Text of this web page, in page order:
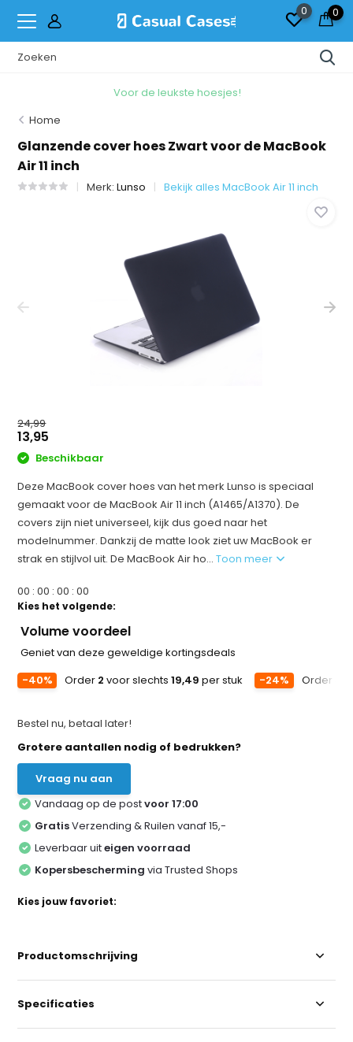
0 0
Voor de leukste hoesjes!
Home
Glanzende cover hoes Zwart voor de MacBook
Air 11 inch
Merk:Lunso Bekijk alles MacBook Air 11 inch
24,99
13,95
Beschikbaar
Deze MacBook cover hoes van het merk Lunso is speciaal
gemaakt voor de MacBook Air 11 inch (A1465/A1370). De
covers zijn niet universeel, kijk dus goed naar het
modelnummer. Dankzij de matte look ziet uw MacBook er
strak en stijlvol uit. De MacBook Air ho...Toon meer
00 :00 :00 :00
Kies het volgende:
Volume voordeel
Geniet van deze geweldige kortingsdeals
-40%
Order 2 voor slechts19,49 per stuk -24% Order
Bestel nu, betaal later!
Grotere aantallen nodig of bedrukken?
Vraag nu aan
Vandaag op de postvoor 17:00
GratisVerzending & Ruilen vanaf 15,-
Leverbaar uiteigen voorraad
Kopersbescherming via Trusted Shops
Kies jouw favoriet:
Productomschrijving
Specificaties